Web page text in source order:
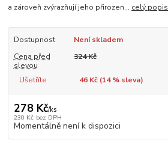
a zároveň zvýrazňují jeho přirozen... celý popis
Dostupnost
Není skladem
Cena před
slevou
324 Kč
Ušetříte 46 Kč (14% sleva)
278 Kč/ks
230 Kč bez DPH
Momentálně není k dispozici